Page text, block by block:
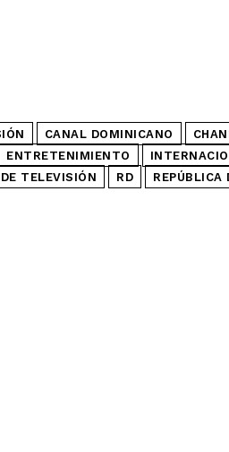
CANAL DOMINICANO
ENTRETENIMIENTO
TELEVISIÓN RD
REPÚBLICA